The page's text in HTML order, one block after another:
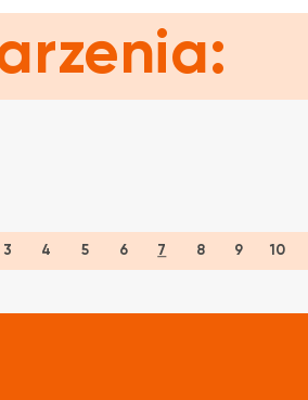
3 4 5 6 7 8 9 10